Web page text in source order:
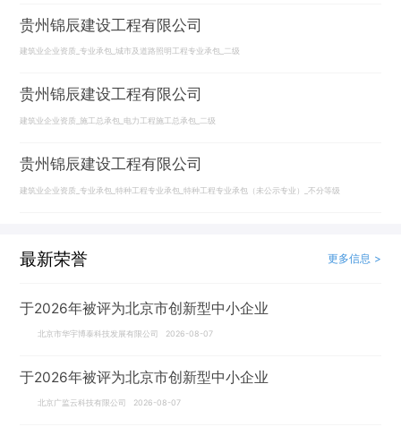
贵州锦辰建设工程有限公司
建筑业企业资质_专业承包_城市及道路照明工程专业承包_二级
贵州锦辰建设工程有限公司
建筑业企业资质_施工总承包_电力工程施工总承包_二级
贵州锦辰建设工程有限公司
建筑业企业资质_专业承包_特种工程专业承包_特种工程专业承包（未公示专业）_不分等级
最新荣誉 更多信息 >
于2026年被评为北京市创新型中小企业
北京市华宇博泰科技发展有限公司 2026-08-07
于2026年被评为北京市创新型中小企业
北京广监云科技有限公司 2026-08-07